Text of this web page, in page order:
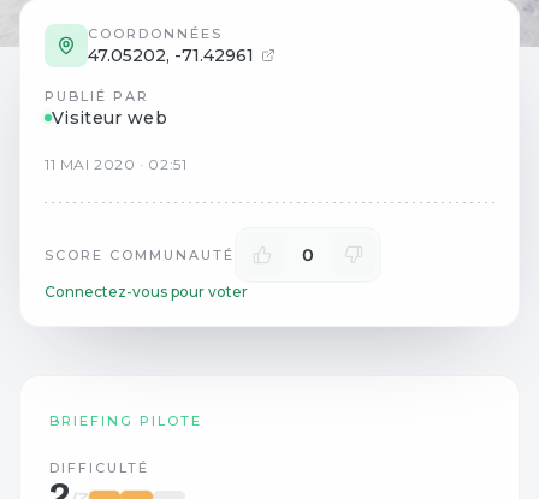
COORDONNÉES
47.05202, -71.42961
PUBLIÉ PAR
Visiteur web
11 MAI 2020 · 02:51
SCORE COMMUNAUTÉ 0
Connectez-vous pour voter
BRIEFING PILOTE
DIFFICULTÉ